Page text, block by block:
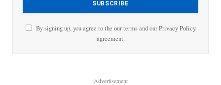
By signing up, you agree to the our terms and ourPrivacy Policy
agreement.
Advertisement